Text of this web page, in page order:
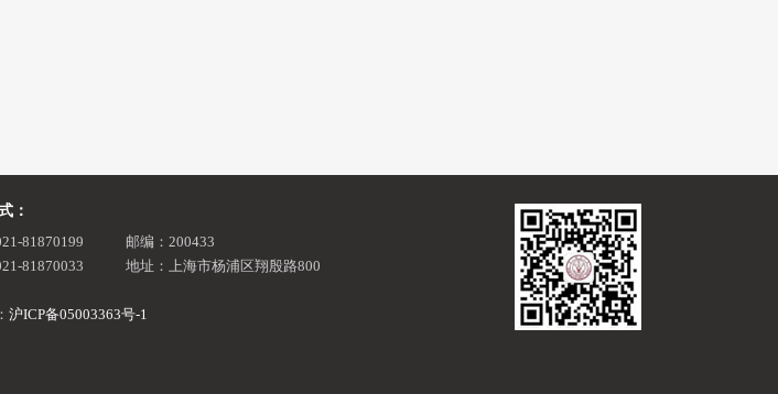
：
81870199
邮编：200433
81870033
地址：上海市杨浦区翔殷路800
沪ICP备05003363号-1